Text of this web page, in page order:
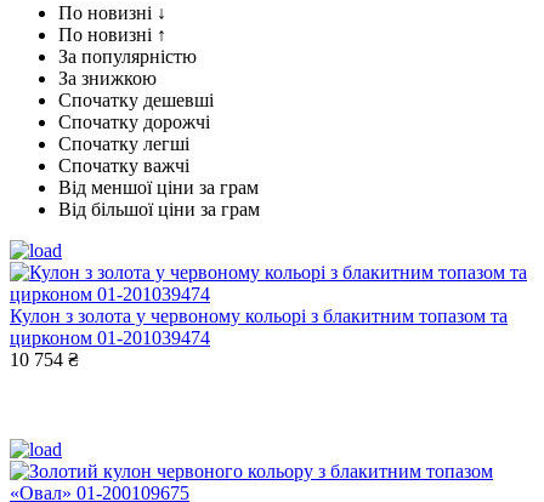
По новизні ↓
По новизні ↑
За популярністю
За знижкою
Спочатку дешевші
Спочатку дорожчі
Спочатку легші
Спочатку важчі
Від меншої ціни за грам
Від більшої ціни за грам
Кулон з золота у червоному кольорі з блакитним топазом та
цирконом 01-201039474
10 754 ₴